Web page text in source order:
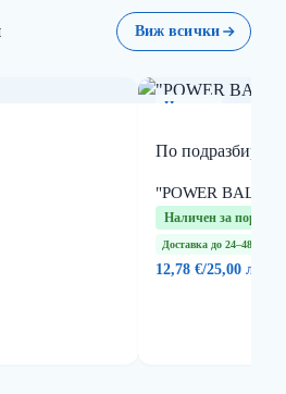
Виж всички
Нов
По подразбиране
"POWER
Наличен за поръчка
Доставка до 24–48 часа
12,78 €/25,00 лв.